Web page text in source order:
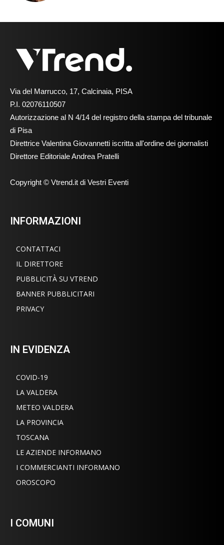
Via del Marrucco, 17, Calcinaia, PISA
P.I. 02076110507
Autorizzazione al N 4/14 del registro della stampa del tribunale
di Pisa
Direttrice Valentina Giovannetti iscritta all'ordine dei giornalisti
Direttore Editoriale Andrea Pratelli
Copyright © Vtrend.it di Vestri Eventi
INFORMAZIONI
CONTATTACI
IL DIRETTORE
PUBBLICITÀ SU VTREND
BANNER PUBBLICITARI
PRIVACY
IN EVIDENZA
COVID-19
LA VALDERA
METEO VALDERA
LA PROVINCIA
TOSCANA
LE AZIENDE INFORMANO
I COMMERCIANTI INFORMANO
OROSCOPO
I COMUNI